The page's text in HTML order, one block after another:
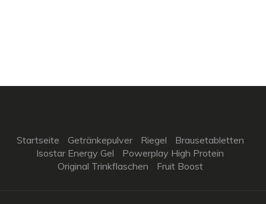
Startseite Getränkepulver Riegel
Brausetabletten
Isostar Energy Gel
Powerplay High Protein
Original Trinkflaschen
Fruit Boost